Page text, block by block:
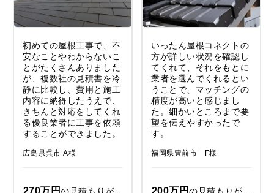
初めての屋根工事で、不
安なことやわからないこ
とがたくさんありました
が、複数社の見積書を冷
静に比較し、費用と施工
内容に納得したうえで、
きちんと対応をしてくれ
る優良業者に工事を依頼
することができました。
広島県呉市 A様
いったん屋根コネクトの
方が詳しい状況を確認し
てくれて、それをもとに
業者を選んでくれるとい
うことで、マッチングの
精度が高いと感じまし
た。細かいところまで要
望を伝えやすかったで
す。
福岡県豊前市 F様